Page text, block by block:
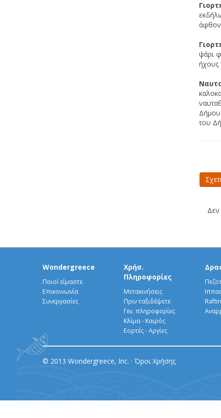
ψάρι
ήχους
Δήμου
του
Δεν
Wondergreece
Ποιοί είμαστε
Επικοινωνία
Συνεργασίες
Χρήσ.
Πληροφορίες
Μετακινήσεις
Πριν ταξιδέψετε
Γεν. πληροφορίες
Κλίμα - Καιρός
Εορτές - Αργίες
© 2013 Wondergreece, Inc. · Όροι Χρήσης